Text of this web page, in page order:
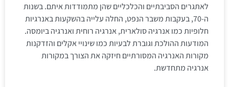
לאתגרים הסביבתיים והכלכליים שהן מתמודדות איתם. בשנות
ה-70, בעקבות משבר הנפט, החלה עלייה בהשקעות באנרגיות
חלופיות כמו אנרגיה סולארית, אנרגיה רוחית ואנרגיה ביומסה.
המודעות ההולכת וגוברת לבעיות כמו שינויי אקלים והזדקנות
מקורות האנרגיה המסורתיים חיזקה את הצורך במקורות
אנרגיה מתחדשת.